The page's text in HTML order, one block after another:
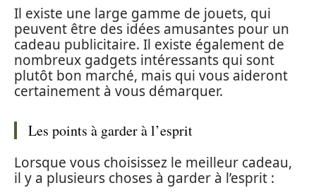
Il existe une large gamme de jouets, qui
peuvent être des idées amusantes pour un
cadeau publicitaire. Il existe également de
nombreux gadgets intéressants qui sont
plutôt bon marché, mais qui vous aideront
certainement à vous démarquer.
Les points à garder à l’esprit
Lorsque vous choisissez le meilleur cadeau,
il y a plusieurs choses à garder à l’esprit :